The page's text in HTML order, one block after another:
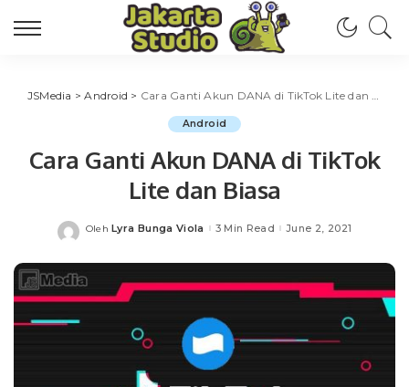
JSMedia >Android > Cara Ganti Akun DANA di TikTok Lite dan Biasa
Android
Cara Ganti Akun DANA di TikTok
Lite dan Biasa
Posted
Oleh Lyra Bunga Viola 3 Min Read June 2, 2021